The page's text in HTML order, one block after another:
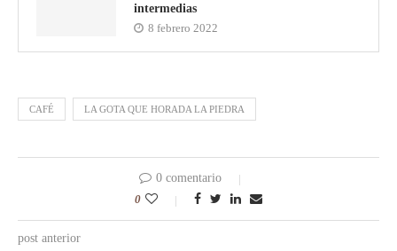
intermedias
8 febrero 2022
CAFÉ LA GOTA QUE HORADA LA PIEDRA
0 comentario
0
post anterior